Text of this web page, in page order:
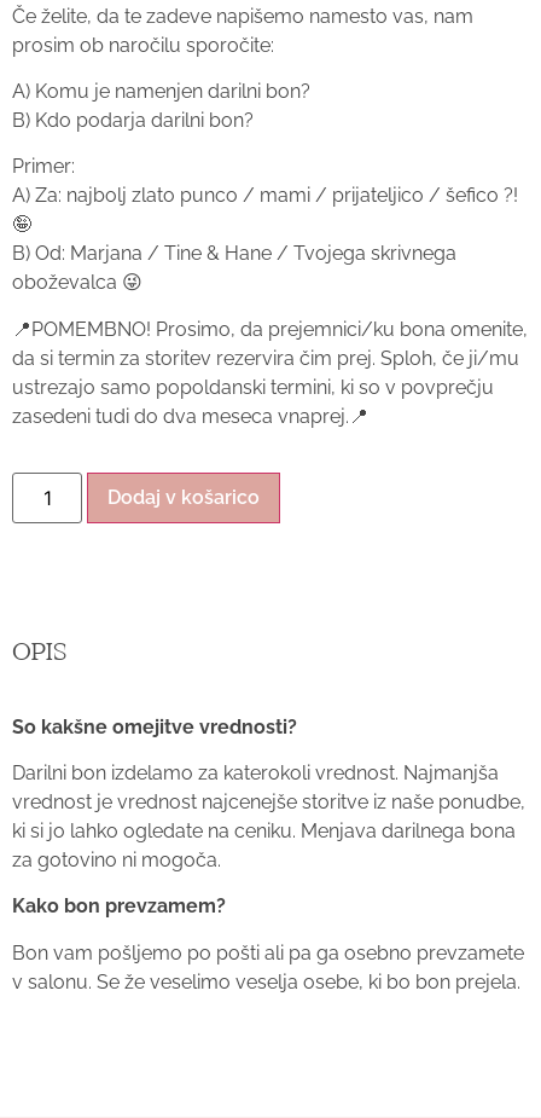
Če želite, da te zadeve napišemo namesto vas, nam
prosim ob naročilu sporočite:
A) Komu je namenjen darilni bon?
B) Kdo podarja darilni bon?
Primer:
A) Za: najbolj zlato punco / mami / prijateljico / šefico ?!
🤪
B) Od: Marjana / Tine & Hane / Tvojega skrivnega
oboževalca 😜
📍POMEMBNO! Prosimo, da prejemnici/ku bona omenite,
da si termin za storitev rezervira čim prej. Sploh, če ji/mu
ustrezajo samo popoldanski termini, ki so v povprečju
zasedeni tudi do dva meseca vnaprej.📍
Dodaj v košarico
OPIS
So kakšne omejitve vrednosti?
Darilni bon izdelamo za katerokoli vrednost. Najmanjša
vrednost je vrednost najcenejše storitve iz naše ponudbe,
ki si jo lahko ogledate na ceniku. Menjava darilnega bona
za gotovino ni mogoča.
Kako bon prevzamem?
Bon vam pošljemo po pošti ali pa ga osebno prevzamete
v salonu. Se že veselimo veselja osebe, ki bo bon prejela.